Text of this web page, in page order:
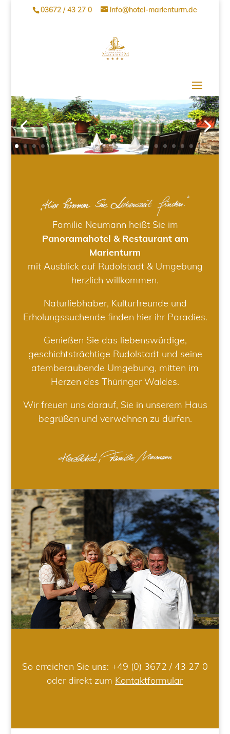
03672 / 43 27 0 info@hotel-marienturm.de
Familie Neumann heißt Sie im
Panoramahotel & Restaurant am
Marienturm
mit Ausblick auf Rudolstadt & Umgebung
herzlich willkommen.
Naturliebhaber, Kulturfreunde und
Erholungssuchende finden hier ihr Paradies.
Genießen Sie das liebenswürdige,
geschichtsträchtige Rudolstadt und seine
atemberaubende Umgebung, mitten im
Herzen des Thüringer Waldes.
Wir freuen uns darauf, Sie in unserem Haus
begrüßen und verwöhnen zu dürfen.
So erreichen Sie uns: +49 (0) 3672 / 43 27 0
oder direkt zum Kontaktformular